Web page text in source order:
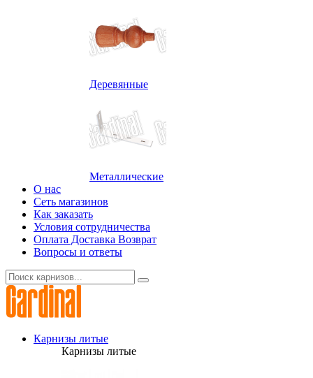
Деревянные
Металлические
О нас
Сеть магазинов
Как заказать
Условия сотрудничества
Оплата Доставка Возврат
Вопросы и ответы
Карнизы литые
Карнизы литые